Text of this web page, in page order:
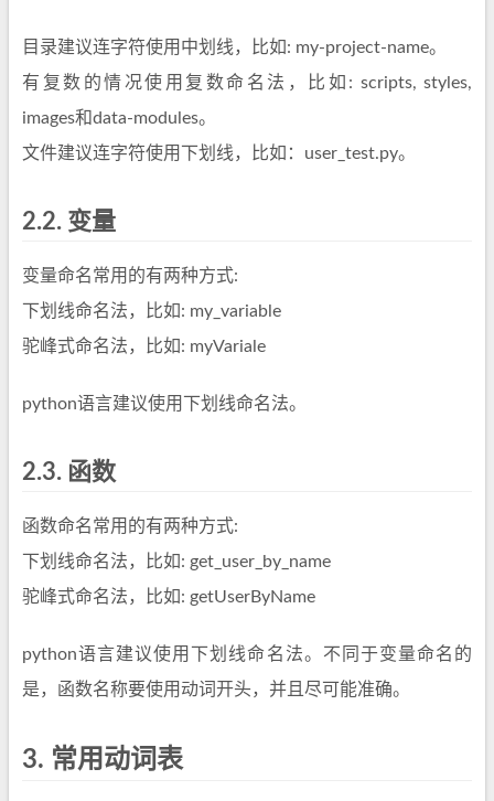
目录建议连字符使用中划线，比如: my-project-name。
有复数的情况使用复数命名法，比如: scripts, styles,
images和data-modules。
文件建议连字符使用下划线，比如：user_test.py。
2.2. 变量
变量命名常用的有两种方式:
下划线命名法，比如: my_variable
驼峰式命名法，比如: myVariale
python语言建议使用下划线命名法。
2.3. 函数
函数命名常用的有两种方式:
下划线命名法，比如: get_user_by_name
驼峰式命名法，比如: getUserByName
python语言建议使用下划线命名法。不同于变量命名的
是，函数名称要使用动词开头，并且尽可能准确。
3. 常用动词表